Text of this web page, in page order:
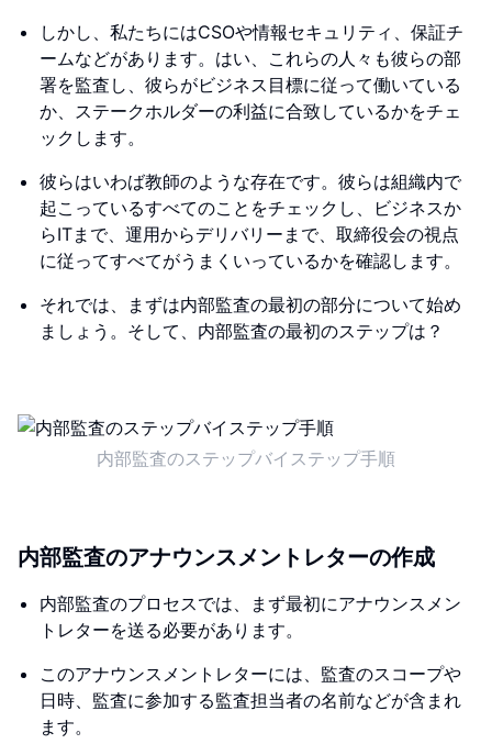
しかし、私たちにはCSOや情報セキュリティ、保証チ
ームなどがあります。はい、これらの人々も彼らの部
署を監査し、彼らがビジネス目標に従って働いている
か、ステークホルダーの利益に合致しているかをチェ
ックします。
彼らはいわば教師のような存在です。彼らは組織内で
起こっているすべてのことをチェックし、ビジネスか
らITまで、運用からデリバリーまで、取締役会の視点
に従ってすべてがうまくいっているかを確認します。
それでは、まずは内部監査の最初の部分について始め
ましょう。そして、内部監査の最初のステップは？
内部監査のステップバイステップ手順
内部監査のアナウンスメントレターの作成
内部監査のプロセスでは、まず最初にアナウンスメン
トレターを送る必要があります。
このアナウンスメントレターには、監査のスコープや
日時、監査に参加する監査担当者の名前などが含まれ
ます。